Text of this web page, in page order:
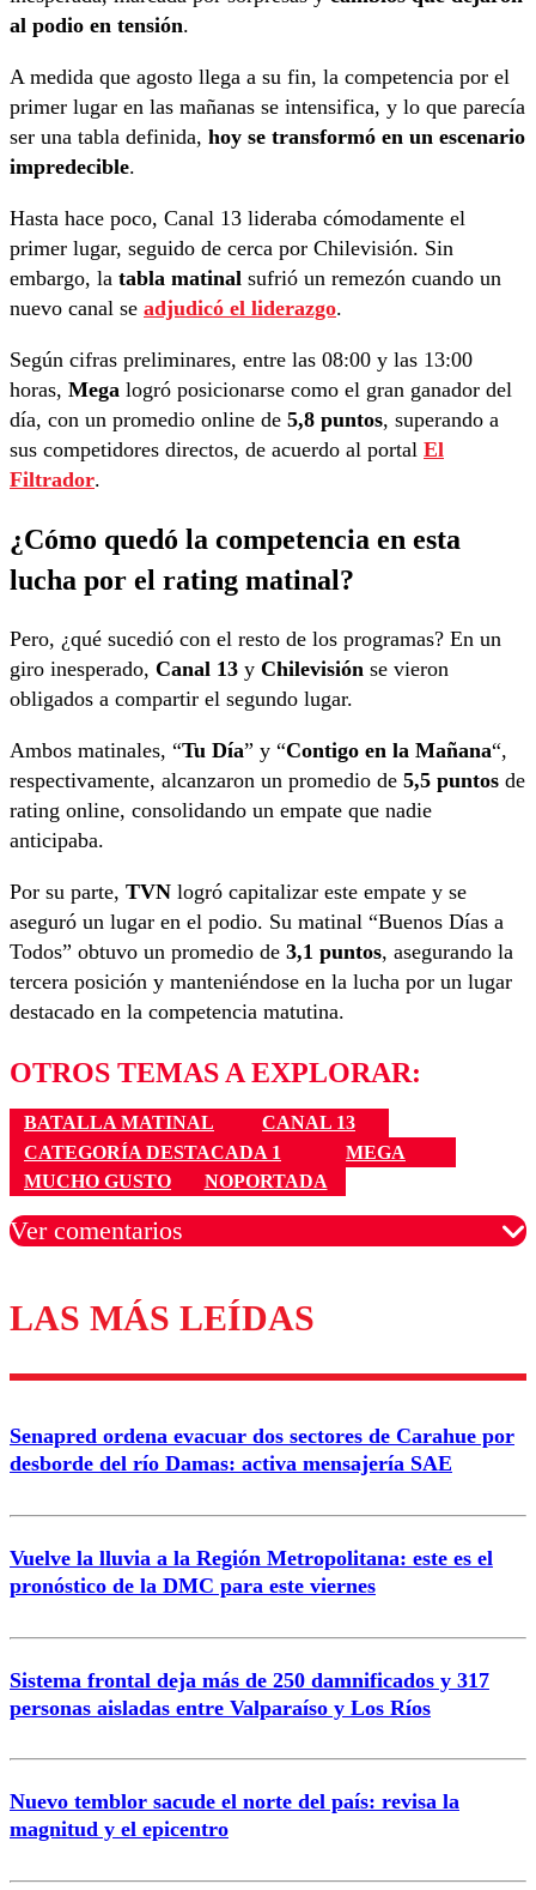
al podio en tensión.
A medida que agosto llega a su fin, la competencia por el
primer lugar en las mañanas se intensifica, y lo que parecía
ser una tabla definida, hoy se transformó en un escenario
impredecible.
Hasta hace poco, Canal 13 lideraba cómodamente el
primer lugar, seguido de cerca por Chilevisión. Sin
embargo, la tabla matinal sufrió un remezón cuando un
nuevo canal se adjudicó el liderazgo.
Según cifras preliminares, entre las 08:00 y las 13:00
horas, Mega logró posicionarse como el gran ganador del
día, con un promedio online de 5,8 puntos, superando a
sus competidores directos, de acuerdo al portal El
Filtrador.
¿Cómo quedó la competencia en esta
lucha por el rating matinal?
Pero, ¿qué sucedió con el resto de los programas? En un
giro inesperado, Canal 13 y Chilevisión se vieron
obligados a compartir el segundo lugar.
Ambos matinales, “Tu Día” y “Contigo en la Mañana“,
respectivamente, alcanzaron un promedio de 5,5 puntos de
rating online, consolidando un empate que nadie
anticipaba.
Por su parte, TVN logró capitalizar este empate y se
aseguró un lugar en el podio. Su matinal “Buenos Días a
Todos” obtuvo un promedio de 3,1 puntos, asegurando la
tercera posición y manteniéndose en la lucha por un lugar
destacado en la competencia matutina.
OTROS TEMAS A EXPLORAR:
BATALLA MATINAL
CANAL 13
CATEGORÍA DESTACADA 1
MEGA
MUCHO GUSTO
NOPORTADA
Ver comentarios
Los comentarios son moderados para garantizar un
diálogo respetuoso.
Correo
Enviar comentario
LAS MÁS LEÍDAS
Senapred ordena evacuar dos sectores de Carahue por
desborde del río Damas: activa mensajería SAE
Vuelve la lluvia a la Región Metropolitana: este es el
pronóstico de la DMC para este viernes
Sistema frontal deja más de 250 damnificados y 317
personas aisladas entre Valparaíso y Los Ríos
Nuevo temblor sacude el norte del país: revisa la
magnitud y el epicentro